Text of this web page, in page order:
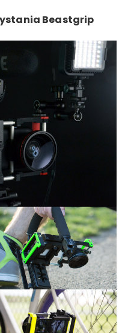
Beastgrip